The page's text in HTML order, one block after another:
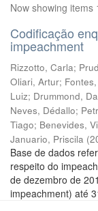
Now showing items
Codificação
impeachment
Rizzotto, Carla;
Oliari, Artur;
Luiz; Drummond,
Neves, Dédallo;
Tiago; Benevides,
Januario, Priscila (
Base de dados
respeito do
de dezembro de
impeachment) até